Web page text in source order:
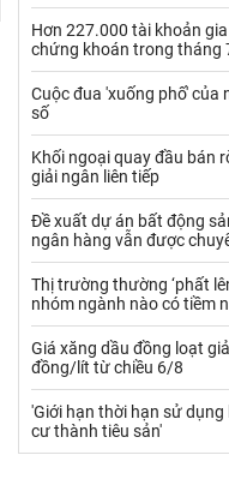
Palladium
Rau - Củ -Quả
Than
Thủy hải sản khác
VLXD khác
Xi măng - Clynker
Hơn 227.000 tài khoản
chứng khoán trong tháng
Cuộc đua 'xuống phố' của
số
Khối ngoại quay đầu bán
giải ngân liên tiếp
Đề xuất dự án bất động
ngân hàng vẫn được
Thị trường thường ‘phất
nhóm ngành nào có tiềm
Giá xăng dầu đồng loạt
đồng/lít từ chiều 6/8
'Giới hạn thời hạn sử
cư thành tiêu sản'